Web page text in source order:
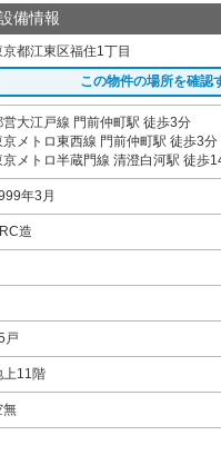
備情報
京都江東区福住1丁目
この物件の場所を確認
営大江戸線 門前仲町駅 徒歩3分
京メトロ東西線 門前仲町駅 徒歩3分
京メトロ半蔵門線 清澄白河駅 徒歩
年3月
造
戸
上11階
無